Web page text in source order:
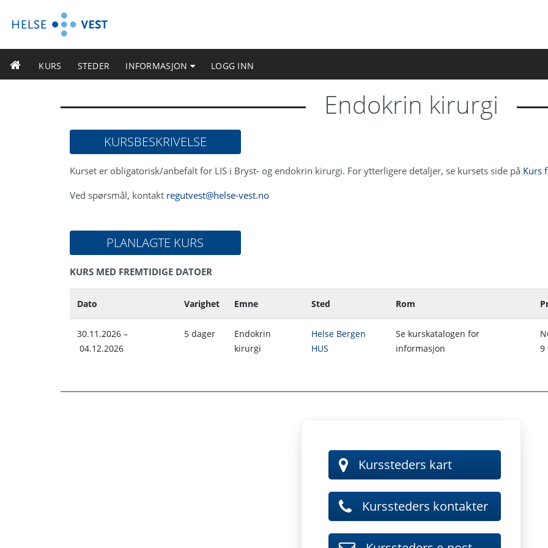
KURS STEDER INFORMASJON LOGG INN
Endokrin kirurgi
KURSBESKRIVELSE
Kurset er obligatorisk/anbefalt for LIS i Bryst- og endokrin kirurgi. For ytterligere detaljer, se kursets side på Kurs
Ved spørsmål, kontakt regutvest@helse-vest.no
PLANLAGTE KURS
KURS MED FREMTIDIGE DATOER
Dato Varighet Emne Sted Rom
30.11.2026 –
04.12.2026
5 dager
Endokrin
kirurgi
Helse Bergen
HUS
Se kurskatalogen for
informasjon
9
Kurssteders kartKurssteder - Kart
Kurssteders kontakter